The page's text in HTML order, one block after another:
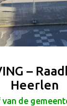
–
Heerlen
de